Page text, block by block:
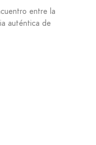
entre la
auténtica de